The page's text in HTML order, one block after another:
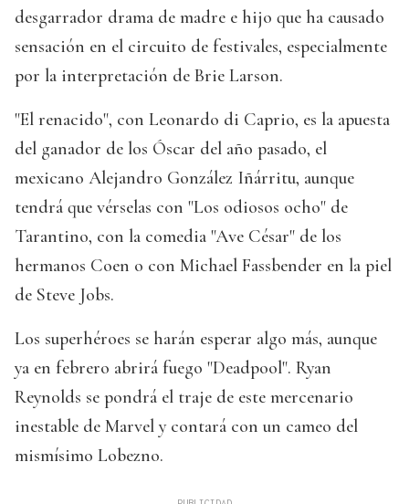
desgarrador drama de madre e hijo que ha causado
sensación en el circuito de festivales, especialmente
por la interpretación de Brie Larson.
"El renacido", con Leonardo di Caprio, es la apuesta
del ganador de los Óscar del año pasado, el
mexicano Alejandro González Iñárritu, aunque
tendrá que vérselas con "Los odiosos ocho" de
Tarantino, con la comedia "Ave César" de los
hermanos Coen o con Michael Fassbender en la piel
de Steve Jobs.
Los superhéroes se harán esperar algo más, aunque
ya en febrero abrirá fuego "Deadpool". Ryan
Reynolds se pondrá el traje de este mercenario
inestable de Marvel y contará con un cameo del
mismísimo Lobezno.